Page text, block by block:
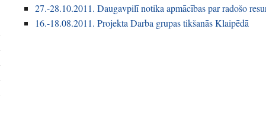
27.-28.10.2011. Daugavpilī notika apmācības par radošo
16.-18.08.2011. Projekta Darba grupas tikšanās Klaipēdā